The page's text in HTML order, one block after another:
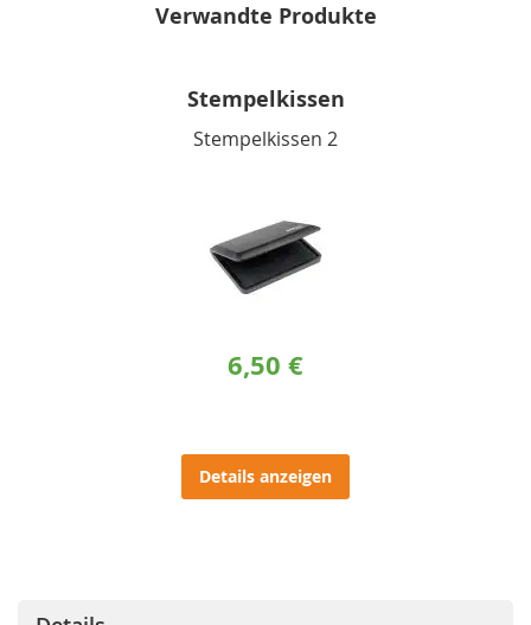
Verwandte Produkte
Stempelkissen
Stempelkissen 2
6,50 €
Details anzeigen